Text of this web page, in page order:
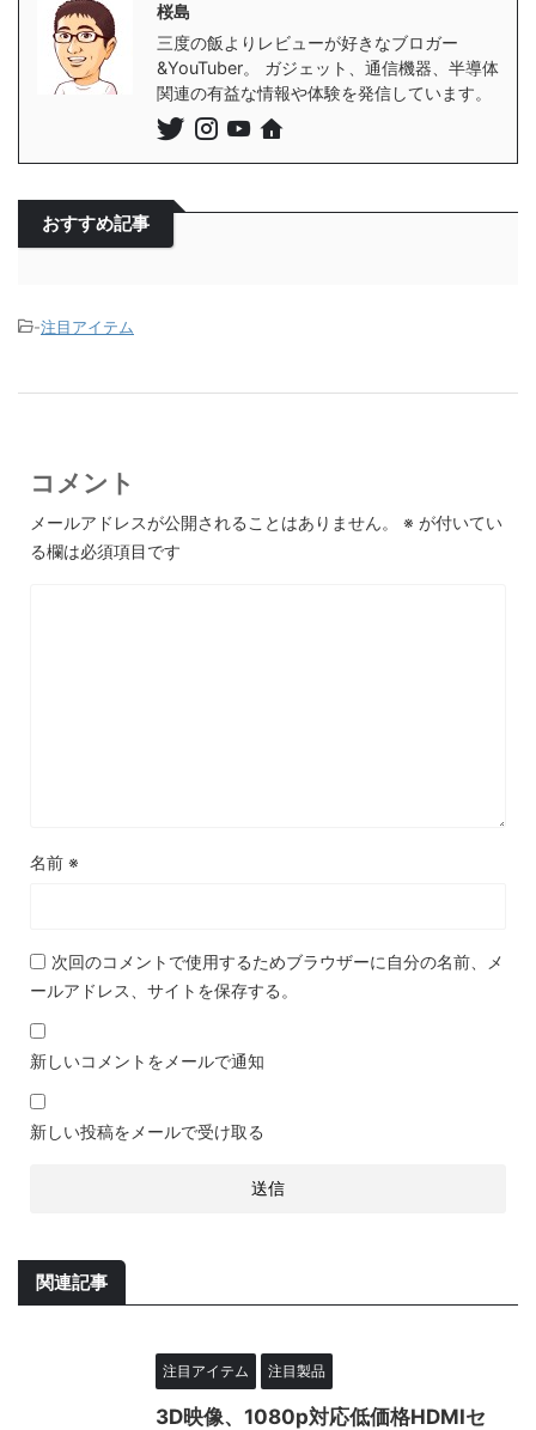
桜島
三度の飯よりレビューが好きなブロガー
&YouTuber。 ガジェット、通信機器、半導体
関連の有益な情報や体験を発信しています。
おすすめ記事
-注目アイテム
コメント
メールアドレスが公開されることはありません。 ※ が付いてい
る欄は必須項目です
名前 ※
次回のコメントで使用するためブラウザーに自分の名前、メ
ールアドレス、サイトを保存する。
新しいコメントをメールで通知
新しい投稿をメールで受け取る
関連記事
注目アイテム 注目製品
3D映像、1080p対応低価格HDMIセ